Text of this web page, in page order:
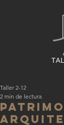
Taller 2-12
2 min de lectura